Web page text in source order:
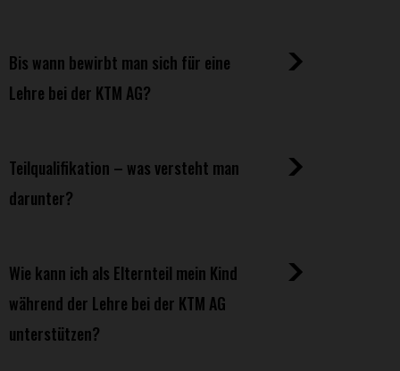
Bis wann bewirbt man sich für eine
Lehre bei der KTM AG?
Teilqualifikation – was versteht man
darunter?
Wie kann ich als Elternteil mein Kind
während der Lehre bei der KTM AG
unterstützen?